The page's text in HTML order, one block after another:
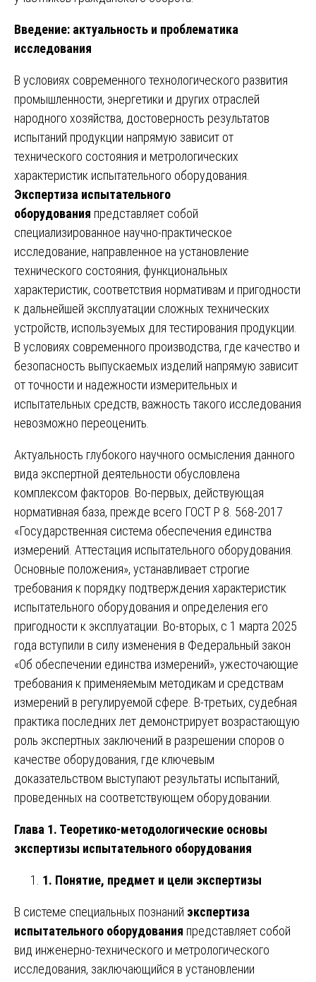
Введение: актуальность и проблематика
исследования
В условиях современного технологического развития
промышленности, энергетики и других отраслей
народного хозяйства, достоверность результатов
испытаний продукции напрямую зависит от
технического состояния и метрологических
характеристик испытательного оборудования.
Экспертиза испытательного
оборудования представляет собой
специализированное научно-практическое
исследование, направленное на установление
технического состояния, функциональных
характеристик, соответствия нормативам и пригодности
к дальнейшей эксплуатации сложных технических
устройств, используемых для тестирования продукции.
В условиях современного производства, где качество и
безопасность выпускаемых изделий напрямую зависит
от точности и надежности измерительных и
испытательных средств, важность такого исследования
невозможно переоценить.
Актуальность глубокого научного осмысления данного
вида экспертной деятельности обусловлена
комплексом факторов. Во-первых, действующая
нормативная база, прежде всего ГОСТ Р 8. 568-2017
«Государственная система обеспечения единства
измерений. Аттестация испытательного оборудования.
Основные положения», устанавливает строгие
требования к порядку подтверждения характеристик
испытательного оборудования и определения его
пригодности к эксплуатации. Во-вторых, с 1 марта 2025
года вступили в силу изменения в Федеральный закон
«Об обеспечении единства измерений», ужесточающие
требования к применяемым методикам и средствам
измерений в регулируемой сфере. В-третьих, судебная
практика последних лет демонстрирует возрастающую
роль экспертных заключений в разрешении споров о
качестве оборудования, где ключевым
доказательством выступают результаты испытаний,
проведенных на соответствующем оборудовании.
Глава 1. Теоретико-методологические основы
экспертизы испытательного оборудования
1. Понятие, предмет и цели экспертизы
В системе специальных познаний экспертиза
испытательного оборудования представляет собой
вид инженерно-технического и метрологического
исследования, заключающийся в установлении